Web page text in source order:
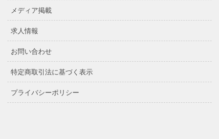
メディア掲載
求人情報
お問い合わせ
特定商取引法に基づく表示
プライバシーポリシー